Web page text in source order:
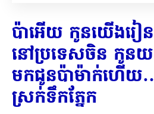
ប៉ាអើយ កូនយើងរ
នៅ​ប្រទេស​ចិន កូន​
មក​ជូន​ប៉ា​ម៉ាក់​ហើ
ស្រក់​ទឹក​ភ្នែក